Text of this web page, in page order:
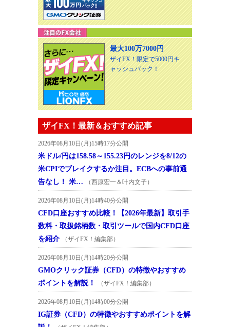
最大100万7000円
ザイFX！限定で5000円キ
ャッシュバック！
ザイFX！最新＆おすすめ記事
2026年08月10日(月)15時17分公開
米ドル/円は158.58～155.23円のレンジを8/12の
米CPIでブレイクするか注目。ECBへの事前通
告なし！ 米…
（西原宏一＆叶内文子）
2026年08月10日(月)14時40分公開
CFD口座おすすめ比較！【2026年最新】取引手
数料・取扱銘柄数・取引ツールで国内CFD口座
を紹介
（ザイFX！編集部）
2026年08月10日(月)14時20分公開
GMOクリック証券（CFD）の特徴やおすすめ
ポイントを解説！
（ザイFX！編集部）
2026年08月10日(月)14時00分公開
IG証券（CFD）の特徴やおすすめポイントを解